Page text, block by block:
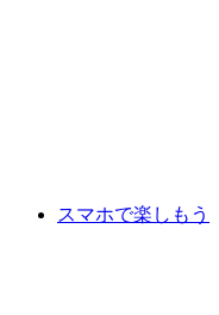
スマホで楽しもう